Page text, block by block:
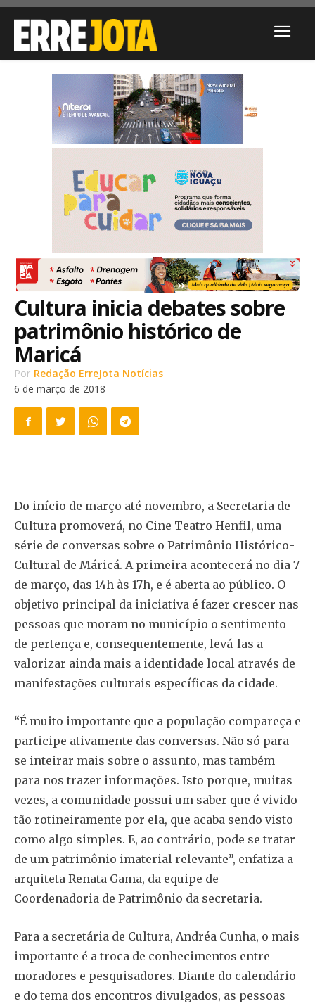
Cultura inicia debates sobre
patrimônio histórico de
Maricá
Por Redação ErreJota Notícias
6 de março de 2018
Do início de março até novembro, a Secretaria de
Cultura promoverá, no Cine Teatro Henfil, uma
série de conversas sobre o Patrimônio Histórico-
Cultural de Máricá. A primeira acontecerá no dia 7
de março, das 14h às 17h, e é aberta ao público. O
objetivo principal da iniciativa é fazer crescer nas
pessoas que moram no município o sentimento
de pertença e, consequentemente, levá-las a
valorizar ainda mais a identidade local através de
manifestações culturais específicas da cidade.
“É muito importante que a população compareça e
participe ativamente das conversas. Não só para
se inteirar mais sobre o assunto, mas também
para nos trazer informações. Isto porque, muitas
vezes, a comunidade possui um saber que é vivido
tão rotineiramente por ela, que acaba sendo visto
como algo simples. E, ao contrário, pode se tratar
de um patrimônio imaterial relevante”, enfatiza a
arquiteta Renata Gama, da equipe de
Coordenadoria de Patrimônio da secretaria.
Para a secretária de Cultura, Andréa Cunha, o mais
importante é a troca de conhecimentos entre
moradores e pesquisadores. Diante do calendário
e do tema dos encontros divulgados, as pessoas